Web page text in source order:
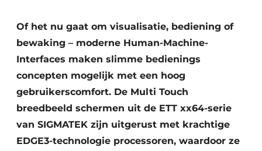
Of het nu gaat om visualisatie, bediening of
bewaking – moderne Human-Machine-
Interfaces maken slimme bedienings
concepten mogelijk met een hoog
gebruikerscomfort. De Multi Touch
breedbeeld schermen uit de ETT xx64-serie
van SIGMATEK zijn uitgerust met krachtige
EDGE3-technologie processoren, waardoor ze